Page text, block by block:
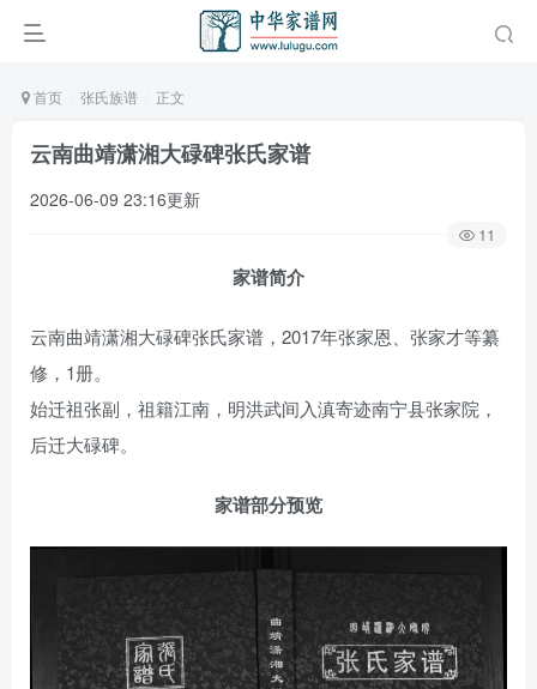
首页 张氏族谱 正文
云南曲靖潇湘大碌碑张氏家谱
2026-06-09 23:16更新
11
家谱简介
云南曲靖潇湘大碌碑张氏家谱，2017年张家恩、张家才等纂
修，1册。
始迁祖张副，祖籍江南，明洪武间入滇寄迹南宁县张家院，
后迁大碌碑。
家谱部分预览